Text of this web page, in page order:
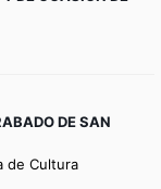
DE SAN
de Cultura